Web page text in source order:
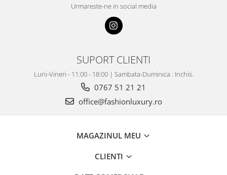
Urmareste-ne in social media
SUPORT CLIENTI
Luni-Vineri - 11:00 - 18:00 | Sambata-Duminica : Inchis.
0767 51 21 21
office@fashionluxury.ro
MAGAZINUL MEU
CLIENTI